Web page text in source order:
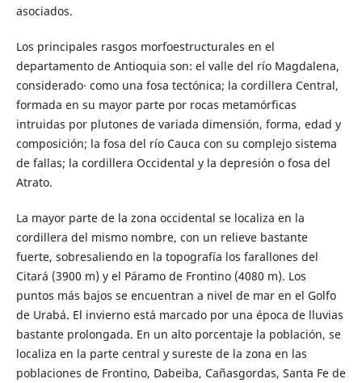
asociados.
Los principales rasgos morfoestructurales en el
departamento de Antioquia son: el valle del río Magdalena,
considerado· como una fosa tectónica; la cordillera Central,
formada en su mayor parte por rocas metamórficas
intruidas por plutones de variada dimensión, forma, edad y
composición; la fosa del río Cauca con su complejo sistema
de fallas; la cordillera Occidental y la depresión o fosa del
Atrato.
La mayor parte de la zona occidental se localiza en la
cordillera del mismo nombre, con un relieve bastante
fuerte, sobresaliendo en la topografía los farallones del
Citará (3900 m) y el Páramo de Frontino (4080 m). Los
puntos más bajos se encuentran a nivel de mar en el Golfo
de Urabá. El invierno está marcado por una época de lluvias
bastante prolongada. En un alto porcentaje la población, se
localiza en la parte central y sureste de la zona en las
poblaciones de Frontino, Dabeiba, Cañasgordas, Santa Fe de